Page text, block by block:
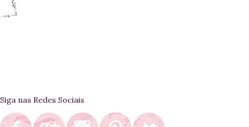
Siga nas Redes Sociais